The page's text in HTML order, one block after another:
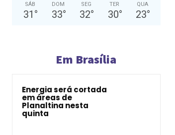
SÁB
31 °
DOM
33°
SEG
32°
TER
30°
QUA
23°
Em Brasília
Energia será cortada
em áreas de
Planaltina nesta
quinta